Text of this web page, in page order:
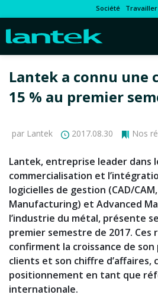
Société
Lantek a connu une
15 % au premier
par Lantek 2017.08.30 Nos
Lantek, entreprise leader dans
commercialisation et
logicielles de gestion (CAD/CAM,
Manufacturing) et Advanced
l’industrie du métal, présente
premier semestre de 2017.
confirment la croissance de
clients et son chiffre d’affaires,
positionnement en tant que
internationale.